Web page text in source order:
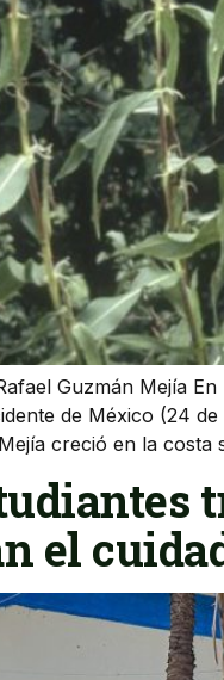
Guzmán Mejía
de México (24
creció en la
el